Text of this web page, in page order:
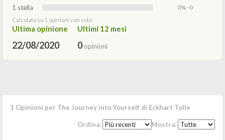
1 stella 0% · 0
Calcolata su 1 opinioni con voto.
Ultima opinione
22/08/2020
Ultimi 12 mesi
0opinioni
1 Opinioni per The Journey into Yourself di Eckhart Tolle
Ordina: Mostra: